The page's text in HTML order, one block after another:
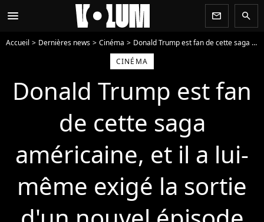
menu newsletter search
Accueil Dernières news Cinéma
Donald Trump est fan de cette saga américaine, et il a lui-même exigé la sortie d'un nouvel épisode
CINÉMA
Donald Trump est fan
de cette saga
américaine, et il a lui-
même exigé la sortie